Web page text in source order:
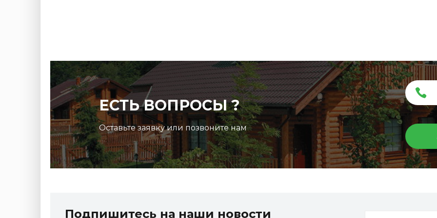
ЕСТЬ ВОПРОСЫ ?
Оставьте заявку или позвоните нам
Подпишитесь на наши новости